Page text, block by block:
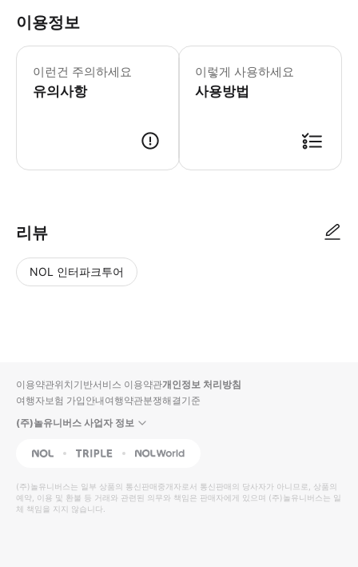
이용정보
이런건 주의하세요
유의사항
▶ 꼭 알아두세요 0.95미터 미만 어린
이렇게 사용하세요
사용방법
리뷰
NOL 인터파크투어
입니
다.
높
은
순
동
영
상
순
상
이용약관위치기반서비스 이용약관개인정보 처리방침
여행자보험 가입안내여행약관분쟁해결기준
(주)놀유니버스 사업자 정보
NOL Triple Interpark Global
(주)놀유니버스는 일부 상품의 통신판매중개자로서 통신판매의 당사자가 아니므로, 상품의
예약, 이용 및 환불 등 거래와 관련된 의무와 책임은 판매자에게 있으며 (주)놀유니버스는 일
체 책임을 지지 않습니다.